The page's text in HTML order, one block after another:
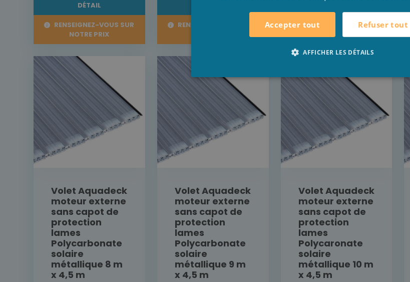
DÉTAIL
RENSEIGNEZ-VOUS SUR
NOTRE PRIX
RENSEIGNEZ-VOUS SUR
RENSEIGNEZ-VOUS SUR
NOTRE PRIX
Volet Aquadeck
moteur externe
sans capot de
protection
lames
Polycarbonate
solaire
métallique 8 m
x 4,5 m
Volet Aquadeck
moteur externe
sans capot de
protection
lames
Polycarbonate
solaire
métallique 9 m
x 4,5 m
Volet Aquadeck
moteur externe
sans capot de
protection
lames
Polycaronate
solaire
métallique 10 m
x 4,5 m
Accepter tout Refuser tout
AFFICHER LES DÉTAILS